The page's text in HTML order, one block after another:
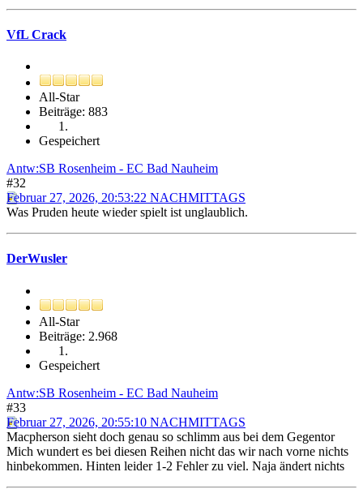
VfL Crack
All-Star
Beiträge: 883
Gespeichert
Antw:SB Rosenheim - EC Bad Nauheim
#32
Februar 27, 2026, 20:53:22 NACHMITTAGS
Was Pruden heute wieder spielt ist unglaublich.
DerWusler
All-Star
Beiträge: 2.968
Gespeichert
Antw:SB Rosenheim - EC Bad Nauheim
#33
Februar 27, 2026, 20:55:10 NACHMITTAGS
Macpherson sieht doch genau so schlimm aus bei dem Gegentor
Mich wundert es bei diesen Reihen nicht das wir nach vorne nichts
hinbekommen. Hinten leider 1-2 Fehler zu viel. Naja ändert nichts